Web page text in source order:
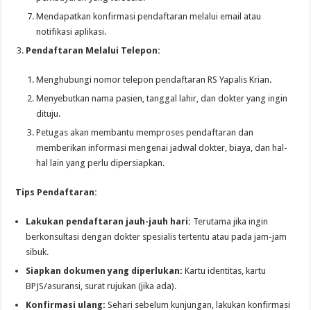
Mendapatkan konfirmasi pendaftaran melalui email atau
notifikasi aplikasi.
Pendaftaran Melalui Telepon:
Menghubungi nomor telepon pendaftaran RS Yapalis Krian.
Menyebutkan nama pasien, tanggal lahir, dan dokter yang ingin
dituju.
Petugas akan membantu memproses pendaftaran dan
memberikan informasi mengenai jadwal dokter, biaya, dan hal-
hal lain yang perlu dipersiapkan.
Tips Pendaftaran:
Lakukan pendaftaran jauh-jauh hari: Terutama jika ingin
berkonsultasi dengan dokter spesialis tertentu atau pada jam-jam
sibuk.
Siapkan dokumen yang diperlukan: Kartu identitas, kartu
BPJS/asuransi, surat rujukan (jika ada).
Konfirmasi ulang: Sehari sebelum kunjungan, lakukan konfirmasi